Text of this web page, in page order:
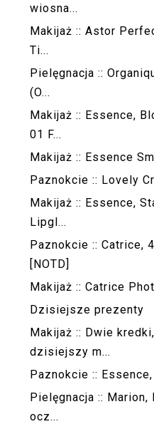
wiosna...
Makijaż :: Astor
Ti...
Pielęgnacja ::
(O...
Makijaż :: Essence,
01 F...
Makijaż :: Essence
Paznokcie :: Lovely
Makijaż :: Essence,
Lipgl...
Paznokcie :: Catrice,
[NOTD]
Makijaż :: Catrice
Dzisiejsze prezenty
Makijaż :: Dwie
dzisiejszy m...
Paznokcie ::
Pielęgnacja :: Marion,
ocz...